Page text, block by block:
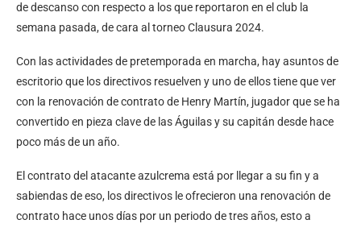
de descanso con respecto a los que reportaron en el club la
semana pasada, de cara al torneo Clausura 2024.
Con las actividades de pretemporada en marcha, hay asuntos de
escritorio que los directivos resuelven y uno de ellos tiene que ver
con la renovación de contrato de Henry Martín, jugador que se ha
convertido en pieza clave de las Águilas y su capitán desde hace
poco más de un año.
El contrato del atacante azulcrema está por llegar a su fin y a
sabiendas de eso, los directivos le ofrecieron una renovación de
contrato hace unos días por un periodo de tres años, esto a